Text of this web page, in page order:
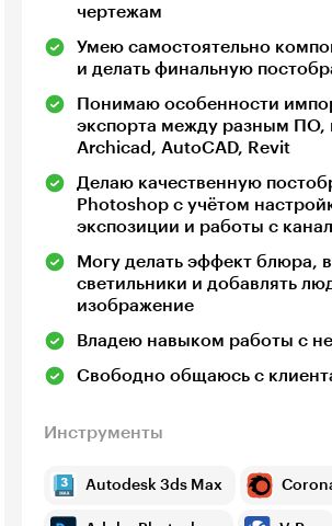
чертежам
Умею самостоятельно
и делать финальную
Понимаю особенности
экспорта между разным ПО,
Archicad, AutoCAD, Revit
Делаю качественную
Photoshop с учётом
экспозиции и работы с
Могу делать эффект блюра,
светильники и добавлять
изображение
Владею навыком работы с
Свободно общаюсь с
Инструменты
Autodesk 3ds Max